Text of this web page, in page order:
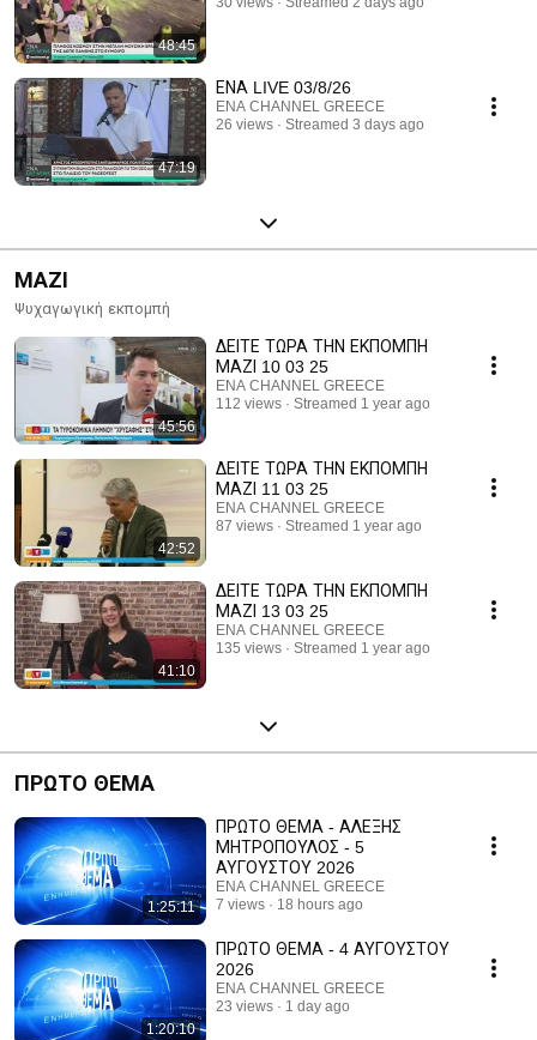
48:45
47:19
ΕΝΑ LIVE 03/8/26
ENA CHANNEL GREECE
26 views
Streamed 3 days ago
ΜΑΖΙ
Ψυχαγωγική εκπομπή
45:56
ΔΕΙΤΕ ΤΩΡΑ ΤΗΝ ΕΚΠΟΜΠΗ
ΜΑΖΙ 10 03 25
ENA CHANNEL GREECE
112 views
Streamed 1 year ago
42:52
ΔΕΙΤΕ ΤΩΡΑ ΤΗΝ ΕΚΠΟΜΠΗ
ΜΑΖΙ 11 03 25
ENA CHANNEL GREECE
87 views
Streamed 1 year ago
41:10
ΔΕΙΤΕ ΤΩΡΑ ΤΗΝ ΕΚΠΟΜΠΗ
ΜΑΖΙ 13 03 25
ENA CHANNEL GREECE
135 views
Streamed 1 year ago
ΠΡΩΤΟ ΘΕΜΑ
1:25:11
ΠΡΩΤΟ ΘΕΜΑ - ΑΛΕΞΗΣ
ΜΗΤΡΟΠΟΥΛΟΣ - 5
ΑΥΓΟΥΣΤΟΥ 2026
ENA CHANNEL GREECE
7 views
18 hours ago
1:20:10
ΠΡΩΤΟ ΘΕΜΑ - 4 ΑΥΓΟΥΣΤΟΥ
2026
ENA CHANNEL GREECE
23 views
1 day ago